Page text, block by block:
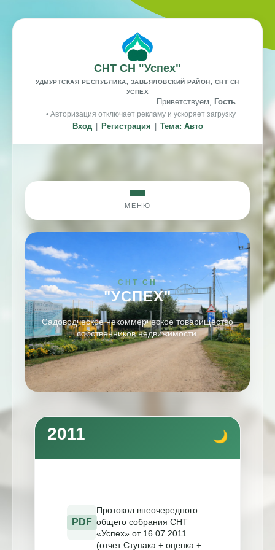
СНТ СН "Успех"
УДМУРТСКАЯ РЕСПУБЛИКА, ЗАВЬЯЛОВСКИЙ РАЙОН, СНТ СН
УСПЕХ
Приветствуем, Гость
• Авторизация отключает рекламу и ускоряет загрузку
Вход Регистрация Тема: Авто
МЕНЮ
СНТ СН
"УСПЕХ"
Садоводческое некоммерческое товарищество
собственников недвижимости.
2011
PDF
Протокол внеочередного
общего собрания СНТ
«Успех» от 16.07.2011
(отчет Ступака + оценка +